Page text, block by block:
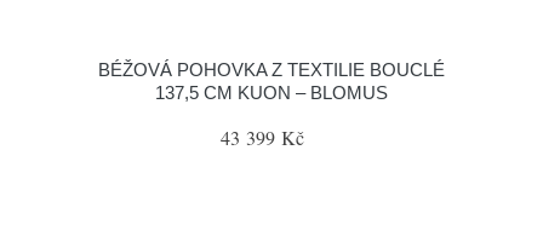
BÉŽOVÁ POHOVKA Z TEXTILIE BOUCLÉ
137,5 CM KUON – BLOMUS
43 399 Kč